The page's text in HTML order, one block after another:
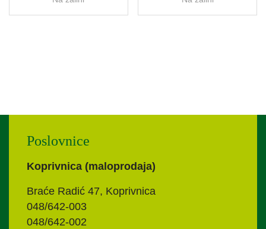
Poslovnice
Koprivnica (maloprodaja)
Braće Radić 47, Koprivnica
048/642-003
048/642-002